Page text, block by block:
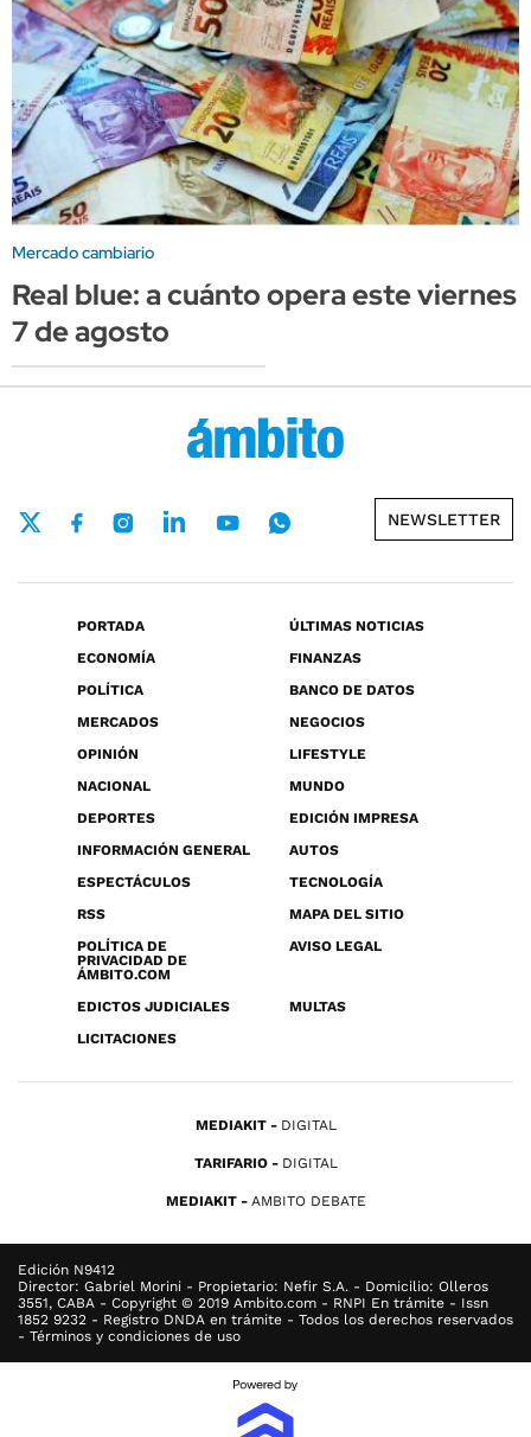
Mercado cambiario
Real blue: a cuánto opera este viernes
7 de agosto
NEWSLETTER
PORTADA
ÚLTIMAS NOTICIAS
ECONOMÍA
FINANZAS
POLÍTICA
BANCO DE DATOS
MERCADOS
NEGOCIOS
OPINIÓN
LIFESTYLE
NACIONAL
MUNDO
DEPORTES
EDICIÓN IMPRESA
INFORMACIÓN GENERAL
AUTOS
ESPECTÁCULOS
TECNOLOGÍA
RSS
MAPA DEL SITIO
POLÍTICA DE
PRIVACIDAD DE
ÁMBITO.COM
AVISO LEGAL
EDICTOS JUDICIALES
MULTAS
LICITACIONES
MEDIAKIT DIGITAL
TARIFARIO DIGITAL
MEDIAKIT AMBITO DEBATE
Edición N9412
Director: Gabriel Morini - Propietario: Nefir S.A. - Domicilio: Olleros
3551, CABA - Copyright © 2019 Ambito.com - RNPI En trámite - Issn
1852 9232 - Registro DNDA en trámite - Todos los derechos reservados
- Términos y condiciones de uso